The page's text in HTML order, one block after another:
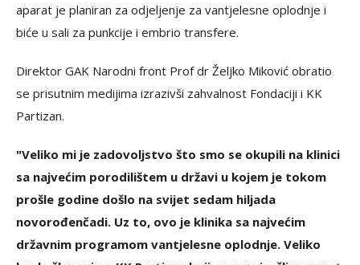
aparat je planiran za odjeljenje za vantjelesne oplodnje i
biće u sali za punkcije i embrio transfere.
Direktor GAK Narodni front Prof dr Željko Miković obratio
se prisutnim medijima izrazivši zahvalnost Fondaciji i KK
Partizan.
"Veliko mi je zadovoljstvo što smo se okupili na klinici
sa najvećim porodilištem u državi u kojem je tokom
prošle godine došlo na svijet sedam hiljada
novorođenčadi. Uz to, ovo je klinika sa najvećim
državnim programom vantjelesne oplodnje. Veliko